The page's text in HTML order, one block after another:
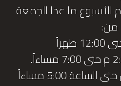
الأسبوع ما عدا الجمعة
من:
5:00 مساءاً